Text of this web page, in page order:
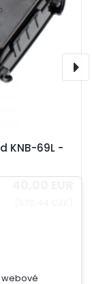
KNB-69L -